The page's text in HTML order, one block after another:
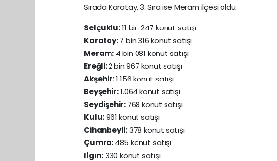
Sırada Karatay, 3. Sıra ise Meram ilçesi oldu.
Selçuklu:11 bin 247 konut satışı
Karatay:7 bin 316 konut satışı
Meram:4 bin 081 konut satışı
Ereğli:2 bin 967 konut satışı
Akşehir:1.156 konut satışı
Beyşehir:1.064 konut satışı
Seydişehir:768 konut satışı
Kulu:961 konut satışı
Cihanbeyli:378 konut satışı
Çumra:485 konut satışı
Ilgın:330 konut satışı